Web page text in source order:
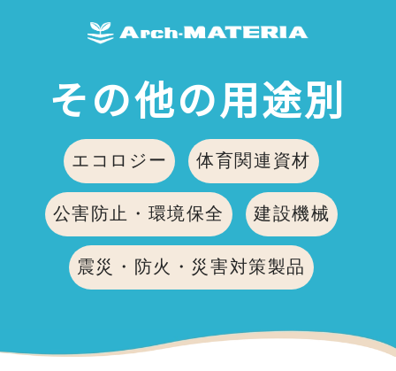
その他の用途別
エコロジー 体育関連資材
公害防止・環境保全 建設機械
震災・防火・災害対策製品